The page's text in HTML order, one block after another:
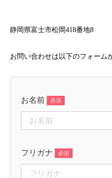
静岡県富士市松岡418番地8
お問い合わせは以下のフォーム
お名前
フリガナ